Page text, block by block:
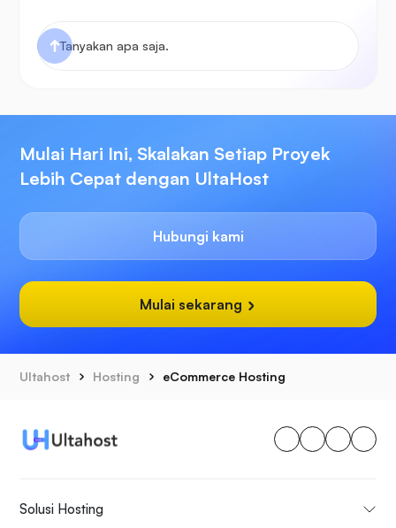
Mulai Hari Ini, Skalakan Setiap Proyek
Lebih Cepat dengan UltaHost
Hubungi kami
Mulai sekarang
Ultahost Hosting eCommerce Hosting
Solusi Hosting